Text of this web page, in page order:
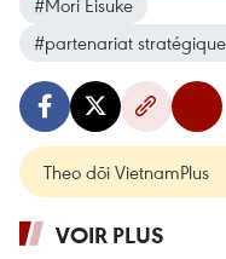
#Mori Eisuke
#partenariat
Theo dõi VietnamPlus
VOIR PLUS